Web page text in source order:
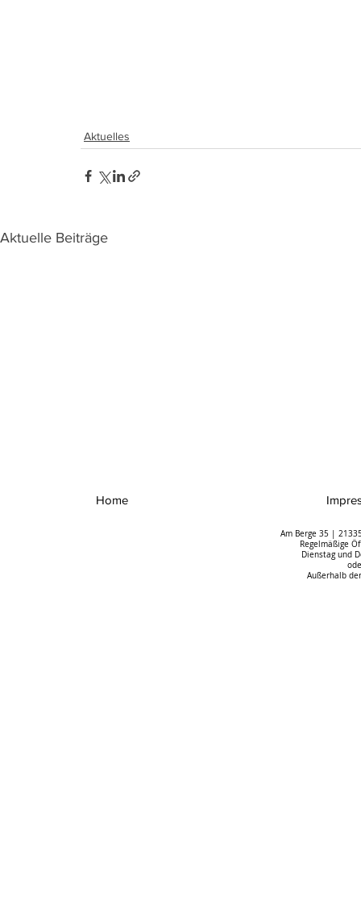
Aktuelles
Aktuelle Beiträge
Home
Am Berge 35 |
Regelmäßige
Dienstag und
Außerhalb